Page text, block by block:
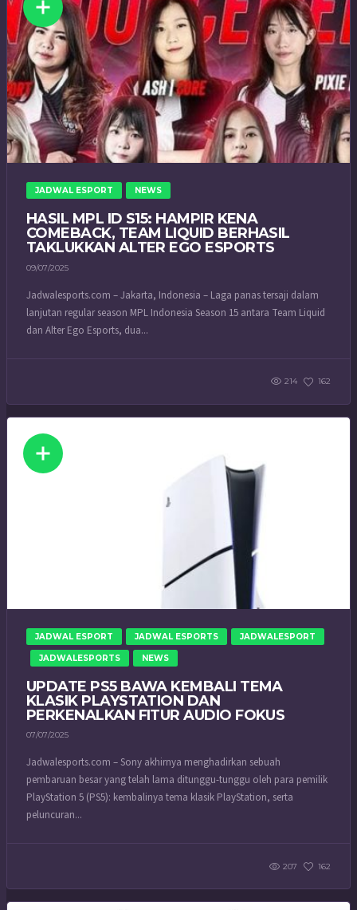
JADWAL ESPORT NEWS
HASIL MPL ID S15: HAMPIR KENA
COMEBACK, TEAM LIQUID BERHASIL
TAKLUKKAN ALTER EGO ESPORTS
09/07/2025
Jadwalesports.com – Jakarta, Indonesia – Laga panas tersaji dalam
lanjutan regular season MPL Indonesia Season 15 antara Team Liquid
dan Alter Ego Esports, dua...
214 162
JADWAL ESPORT JADWAL ESPORTS JADWALESPORT
JADWALESPORTS NEWS
UPDATE PS5 BAWA KEMBALI TEMA
KLASIK PLAYSTATION DAN
PERKENALKAN FITUR AUDIO FOKUS
07/07/2025
Jadwalesports.com – Sony akhirnya menghadirkan sebuah
pembaruan besar yang telah lama ditunggu-tunggu oleh para pemilik
PlayStation 5 (PS5): kembalinya tema klasik PlayStation, serta
peluncuran...
207 162